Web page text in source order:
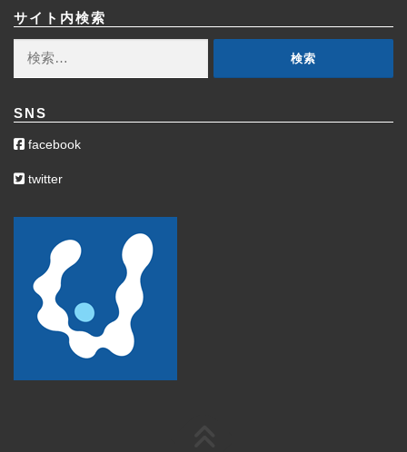
イ
ブ
サイト内検索
SNS
facebook
twitter